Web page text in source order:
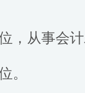
从事会计
。